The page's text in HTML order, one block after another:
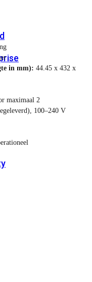
in mm): 44.45 x 432 x
maximaal 2
100–240 V